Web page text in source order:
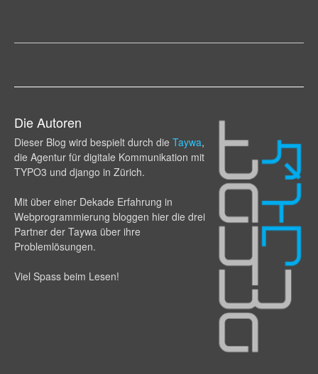
Die Autoren
Dieser Blog wird bespielt durch die Taywa,
die Agentur für digitale Kommunikation mit
TYPO3 und django in Zürich.
Mit über einer Dekade Erfahrung in
Webprogram­mierung bloggen hier die drei
Partner der Taywa über ihre
Problemlösungen.
Viel Spass beim Lesen!